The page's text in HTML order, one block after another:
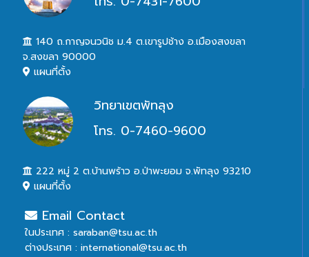
140 ถ.กาญจนวนิช ม.4 ต.เขารูปช้าง อ.เมืองสงขลา
จ.สงขลา 90000
แผนที่ตั้ง
วิทยาเขตพัทลุง
โทร. 0-7460-9600
222 หมู่ 2 ต.บ้านพร้าว อ.ป่าพะยอม จ.พัทลุง 93210
แผนที่ตั้ง
Email Contact
ในประเทศ : saraban@tsu.ac.th
ต่างประเทศ : international@tsu.ac.th